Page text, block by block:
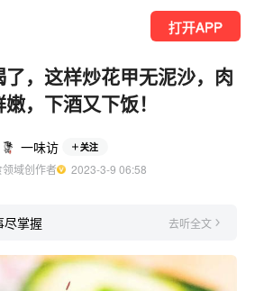
打开APP
，这样炒花甲无泥沙，肉
，下酒又下饭！
一味访 关注
域创作者
  2023-3-9 06:58
尽掌握 去听全文